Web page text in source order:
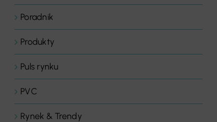
Poradnik
Produkty
Puls rynku
PVC
Rynek & Trendy